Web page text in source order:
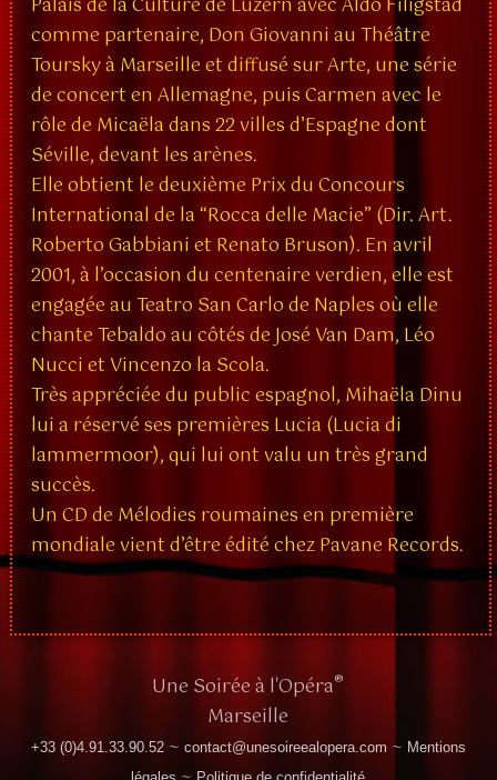
Palais de la Culture de Luzern avec Aldo Filigstad
comme partenaire, Don Giovanni au Théâtre
Toursky à Marseille et diffusé sur Arte, une série
de concert en Allemagne, puis Carmen avec le
rôle de Micaëla dans 22 villes d’Espagne dont
Séville, devant les arènes.
Elle obtient le deuxième Prix du Concours
International de la “Rocca delle Macie” (Dir. Art.
Roberto Gabbiani et Renato Bruson). En avril
2001, à l’occasion du centenaire verdien, elle est
engagée au Teatro San Carlo de Naples où elle
chante Tebaldo au côtés de José Van Dam, Léo
Nucci et Vincenzo la Scola.
Très appréciée du public espagnol, Mihaëla Dinu
lui a réservé ses premières Lucia (Lucia di
lammermoor), qui lui ont valu un très grand
succès.
Un CD de Mélodies roumaines en première
mondiale vient d’être édité chez Pavane Records.
Une Soirée à l'Opéra®
Marseille
+33 (0)4.91.33.90.52 ~ contact@unesoireealopera.com ~ Mentions